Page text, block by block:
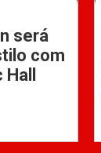
será
com